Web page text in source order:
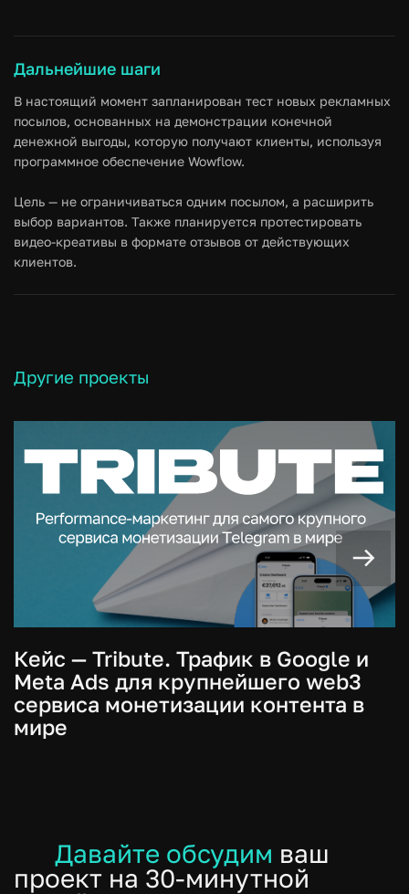
Дальнейшие шаги
В настоящий момент запланирован тест новых рекламных
посылов, основанных на демонстрации конечной
денежной выгоды, которую получают клиенты, используя
программное обеспечение Wowflow.
Цель — не ограничиваться одним посылом, а расширить
выбор вариантов. Также планируется протестировать
видео-креативы в формате отзывов от действующих
клиентов.
Другие проекты
Кейс — Tribute. Трафик в Google и
Meta Ads для крупнейшего web3
сервиса монетизации контента в
мире
Давайте обсудим ваш
проект на 30-минутной